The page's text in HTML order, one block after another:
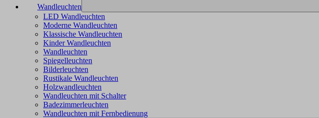
Wandleuchten
LED Wandleuchten
Moderne Wandleuchten
Klassische Wandleuchten
Kinder Wandleuchten
Wandleuchten
Spiegelleuchten
Bilderleuchten
Rustikale Wandleuchten
Holzwandleuchten
Wandleuchten mit Schalter
Badezimmerleuchten
Wandleuchten mit Fernbedienung